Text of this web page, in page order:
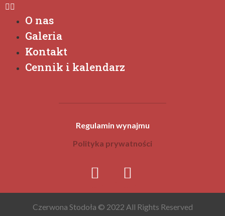
O nas
Galeria
Kontakt
Cennik i kalendarz
Regulamin wynajmu
Polityka prywatności
Czerwona Stodoła © 2022 All Rights Reserved